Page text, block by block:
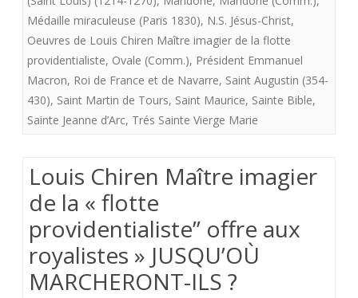
de
Pontmain”
»
Médaille miraculeuse (Paris 1830), N.S. Jésus-Christ,
Oeuvres de Louis Chiren Maître imagier de la flotte
providentialiste, Ovale (Comm.), Président Emmanuel
Macron, Roi de France et de Navarre, Saint Augustin (354-
430), Saint Martin de Tours, Saint Maurice, Sainte Bible,
Sainte Jeanne d’Arc, Trés Sainte Vierge Marie
Louis Chiren Maître imagier
de la « flotte
providentialiste” offre aux
royalistes » JUSQU’OÙ
MARCHERONT-ILS ?